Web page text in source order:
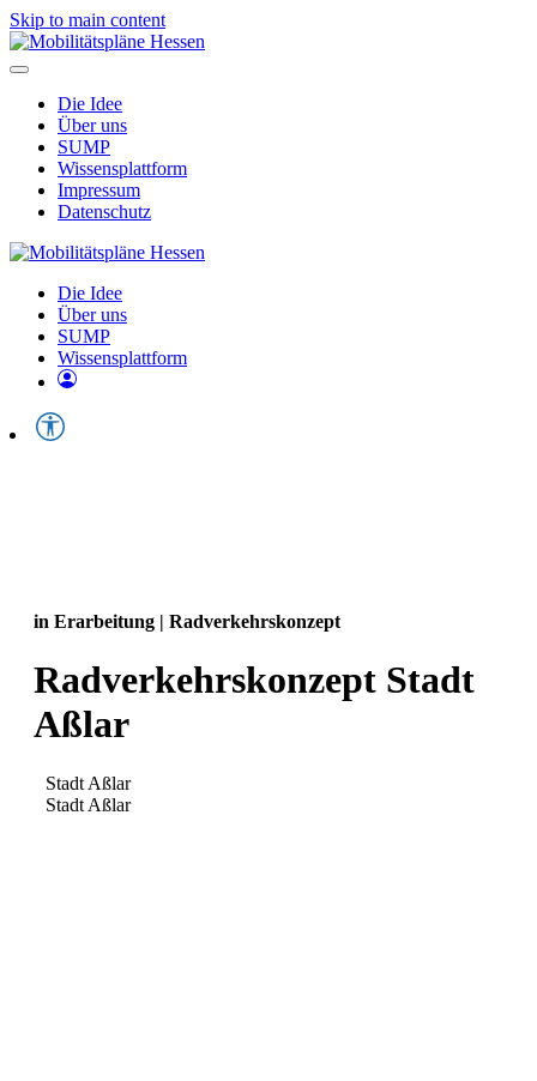
Skip to main content
Die Idee
Über uns
SUMP
Wissensplattform
Impressum
Datenschutz
Die Idee
Über uns
SUMP
Wissensplattform
in Erarbeitung | Radverkehrskonzept
Radverkehrskonzept Stadt
Aßlar
Stadt Aßlar
Stadt Aßlar